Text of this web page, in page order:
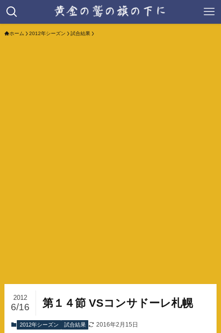
ホーム 2012年シーズン 試合結果
第１４節 VSコンサドーレ札幌
2012
6/16
2012年シーズン 試合結果 2016年2月15日